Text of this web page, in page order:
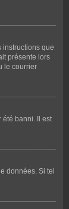
instructions que
présente lors
le courrier
été banni. Il est
données. Si tel